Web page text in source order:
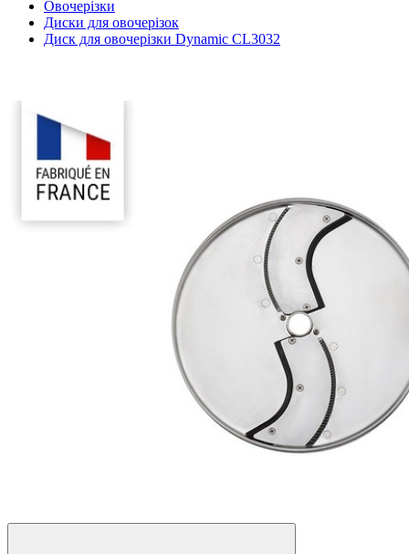
Овочерізки
Диски для овочерізок
Диск для овочерізки Dynamic CL3032